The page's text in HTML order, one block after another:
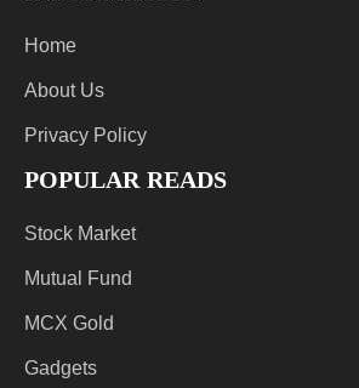
Home
About Us
Privacy Policy
POPULAR READS
Stock Market
Mutual Fund
MCX Gold
Gadgets